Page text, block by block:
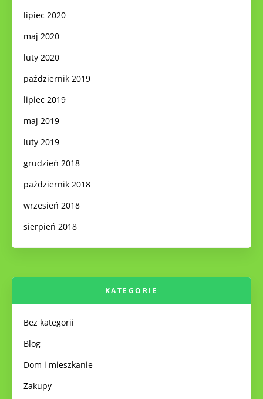
lipiec 2020
maj 2020
luty 2020
październik 2019
lipiec 2019
maj 2019
luty 2019
grudzień 2018
październik 2018
wrzesień 2018
sierpień 2018
KATEGORIE
Bez kategorii
Blog
Dom i mieszkanie
Zakupy